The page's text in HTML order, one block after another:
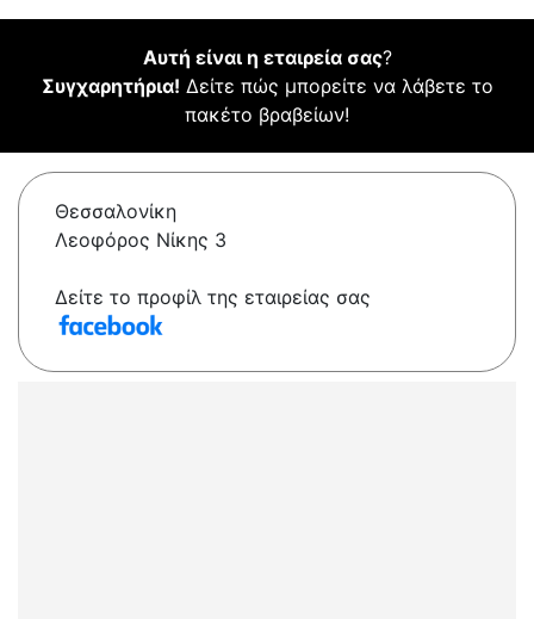
Αυτή είναι η εταιρεία σας?
Συγχαρητήρια! Δείτε πώς μπορείτε να λάβετε το
πακέτο βραβείων!
Θεσσαλονίκη
Λεοφόρος Νίκης 3
Δείτε το προφίλ της εταιρείας σας